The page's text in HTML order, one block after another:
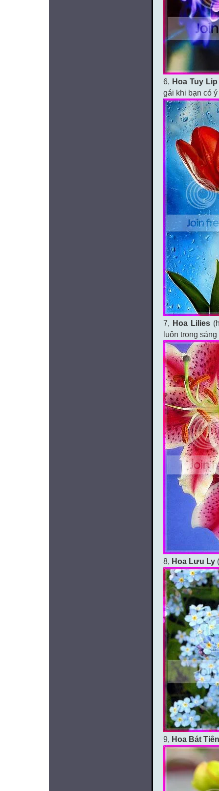
6, Hoa Tuy Lip
gái khi bạn có
7, Hoa Lilies
luôn trong
8, Hoa Lưu Ly
9, Hoa Bát Tiên